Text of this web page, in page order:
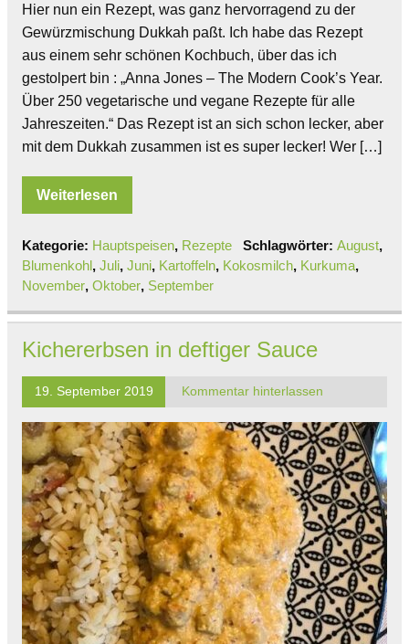
Hier nun ein Rezept, was ganz hervorragend zu der
Gewürzmischung Dukkah paßt. Ich habe das Rezept
aus einem sehr schönen Kochbuch, über das ich
gestolpert bin : „Anna Jones – The Modern Cook’s Year.
Über 250 vegetarische und vegane Rezepte für alle
Jahreszeiten.“ Das Rezept ist an sich schon lecker, aber
mit dem Dukkah zusammen ist es super lecker! Wer […]
Weiterlesen
Kategorie: Hauptspeisen, Rezepte Schlagwörter: August,
Blumenkohl, Juli, Juni, Kartoffeln, Kokosmilch, Kurkuma,
November, Oktober, September
Kichererbsen in deftiger Sauce
19. September 2019 Kommentar hinterlassen